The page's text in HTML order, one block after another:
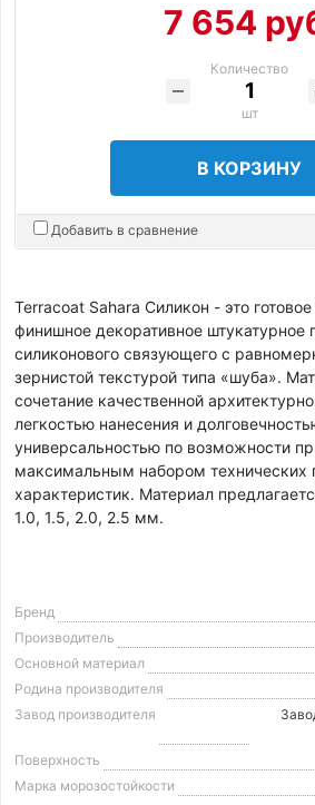
7 654
Количество
шт
В КОРЗИНУ
Добавить в сравнение
Terracoat Sahara Силикон - это
финишное декоративное штукатурное
силиконового связующего с
зернистой текстурой типа «шуба».
сочетание качественной
легкостью нанесения и
универсальностью по возможности
максимальным набором технических
характеристик. Материал
1.0, 1.5, 2.0, 2.5 мм.
Бренд
Производитель
Основной материал
Родина производителя
Завод производителя
Поверхность
Марка морозостойкости